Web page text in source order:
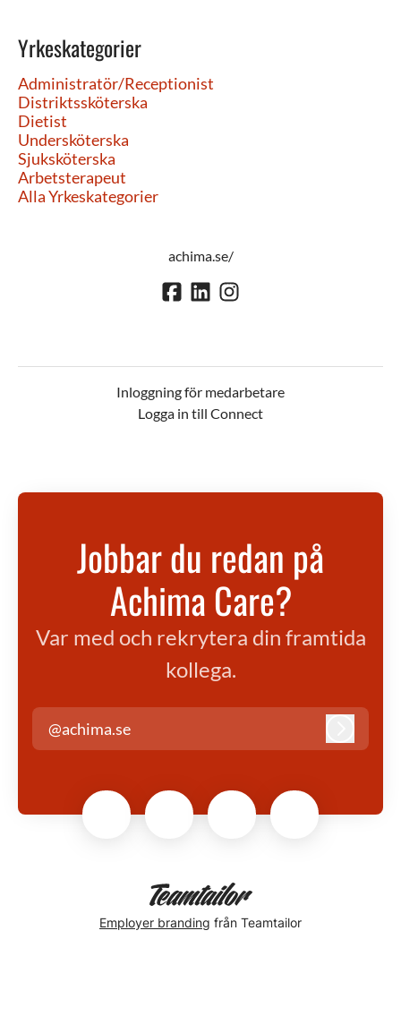
Yrkeskategorier
Administratör/Receptionist
Distriktssköterska
Dietist
Undersköterska
Sjuksköterska
Arbetsterapeut
Alla Yrkeskategorier
achima.se/
Inloggning för medarbetare
Logga in till Connect
Jobbar du redan på
Achima Care?
Var med och rekrytera din framtida
kollega.
@achima.se
Employer branding från Teamtailor